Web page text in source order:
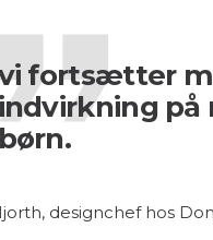
fortsætter
indvirkning på
børn.
designchef hos